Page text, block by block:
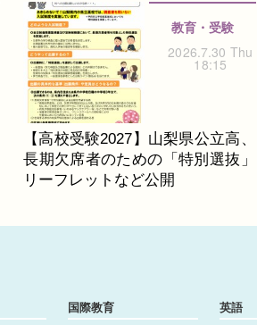
【高校受験2027】山梨県公立高、
長期欠席者のための「特別選抜」
リーフレットなど公開
教育・受験
2026.7.30 Thu
18:15
国際教育 英語